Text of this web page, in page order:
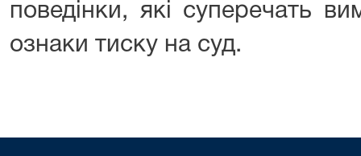
поведінки, які суперечать
ознаки тиску на суд.